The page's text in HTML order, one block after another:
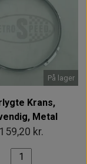
På lager
Krans,
Metal
159,20 kr.